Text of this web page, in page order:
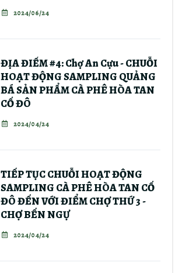
2024/06/24
ĐỊA ĐIỂM #4: Chợ An Cựu - CHUỖI
HOẠT ĐỘNG SAMPLING QUẢNG
BÁ SẢN PHẨM CÀ PHÊ HÒA TAN
CỐ ĐÔ
2024/04/24
TIẾP TỤC CHUỖI HOẠT ĐỘNG
SAMPLING CÀ PHÊ HÒA TAN CỐ
ĐÔ ĐẾN VỚI ĐIỂM CHỢ THỨ 3 -
CHỢ BẾN NGỰ
2024/04/24